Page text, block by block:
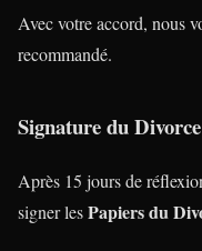
Avec votre accord, nous
recommandé.
Signature du Divorce
Après 15 jours de
signer lesPapiers du